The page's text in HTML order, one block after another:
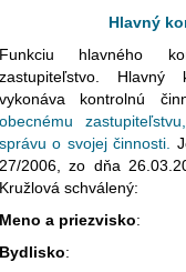
Hlavný
Funkciu hlavného
zastupiteľstvo. Hlavný
vykonáva kontrolnú
obecnému
správu o svojej činnosti.
27/2006, zo dňa
Kružlová schválený:
Meno a priezvisko
Bydlisko: